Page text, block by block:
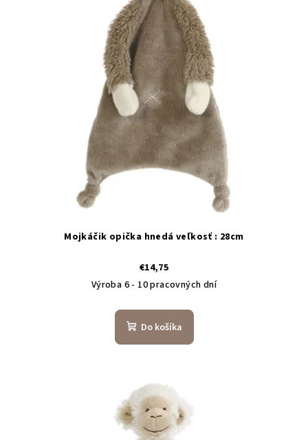
Mojkáčik opička hnedá veľkosť : 28cm
€14,75
Výroba 6 - 10 pracovných dní
Do košíka